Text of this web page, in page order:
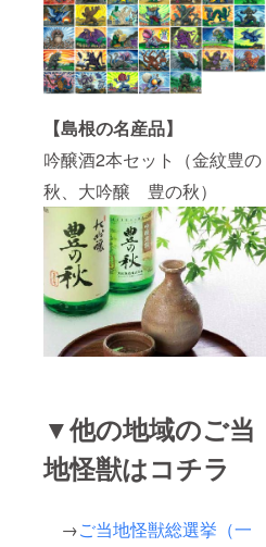
【島根の名産品】
吟醸酒2本セット（金紋豊の
秋、大吟醸 豊の秋）
▼他の地域のご当
地怪獣はコチラ
→ご当地怪獣総選挙（一